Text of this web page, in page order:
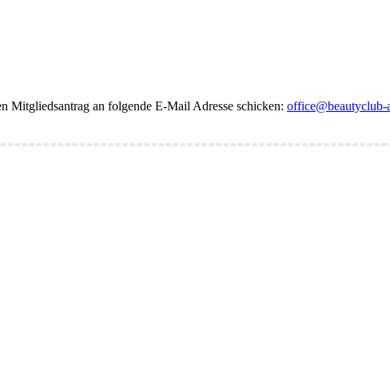
Mitgliedsantrag an folgende E-Mail Adresse schicken: office@beautyclub-